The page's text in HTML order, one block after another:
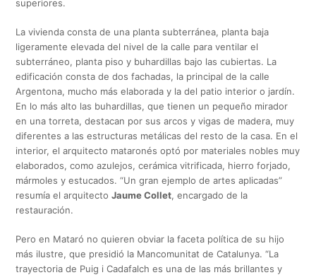
superiores.
La vivienda consta de una planta subterránea, planta baja
ligeramente elevada del nivel de la calle para ventilar el
subterráneo, planta piso y buhardillas bajo las cubiertas. La
edificación consta de dos fachadas, la principal de la calle
Argentona, mucho más elaborada y la del patio interior o jardín.
En lo más alto las buhardillas, que tienen un pequeño mirador
en una torreta, destacan por sus arcos y vigas de madera, muy
diferentes a las estructuras metálicas del resto de la casa. En el
interior, el arquitecto mataronés optó por materiales nobles muy
elaborados, como azulejos, cerámica vitrificada, hierro forjado,
mármoles y estucados. “Un gran ejemplo de artes aplicadas”
resumía el arquitectoJaume Collet, encargado de la
restauración.
Pero en Mataró no quieren obviar la faceta política de su hijo
más ilustre, que presidió la Mancomunitat de Catalunya. “La
trayectoria de Puig i Cadafalch es una de las más brillantes y